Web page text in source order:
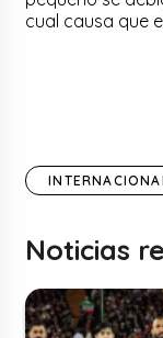
cual causa que
Noticias